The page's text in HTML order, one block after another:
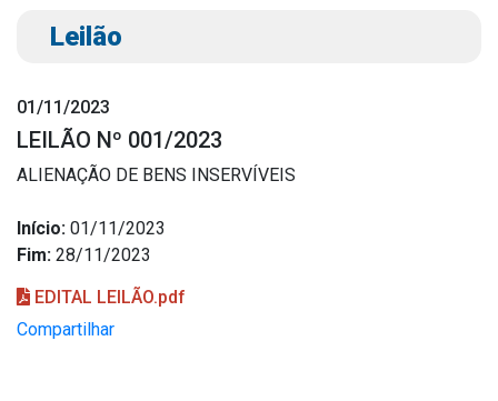
Leilão
01/11/2023
LEILÃO Nº 001/2023
ALIENAÇÃO DE BENS INSERVÍVEIS
Início: 01/11/2023
Fim: 28/11/2023
EDITAL LEILÃO.pdf
Compartilhar